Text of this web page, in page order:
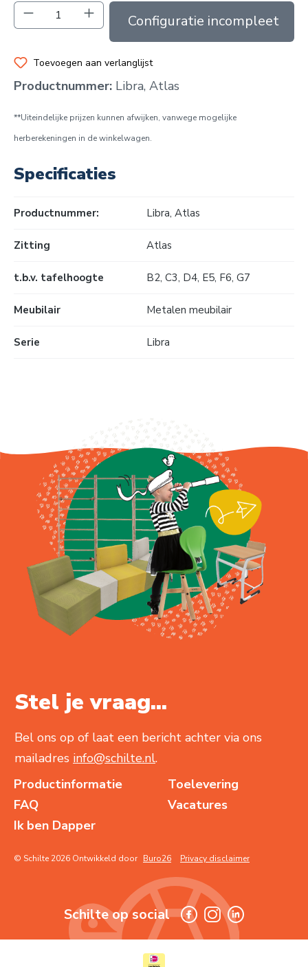
Producthoeveelheid: Voer de gewenste
In de winkelmand
Toevoegen aan verlanglijst
Productnummer: Libra, Atlas
**Uiteindelijke prijzen kunnen afwijken, vanwege mogelijke
herberekeningen in de winkelwagen.
Specificaties
Productnummer: Libra, Atlas
Zitting Atlas
t.b.v. tafelhoogte B2, C3, D4, E5, F6, G7
Meubilair Metalen meubilair
Serie Libra
Stel je vraag...
Bel ons op of laat een bericht achter via ons
mailadres info@schilte.nl.
Productinformatie
Toelevering
FAQ
Vacatures
Ik ben Dapper
© Schilte 2026 Ontwikkeld door Buro26 Privacy disclaimer
Schilte op social